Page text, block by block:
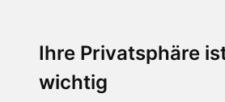
Ihre Privatsphäre
wichtig